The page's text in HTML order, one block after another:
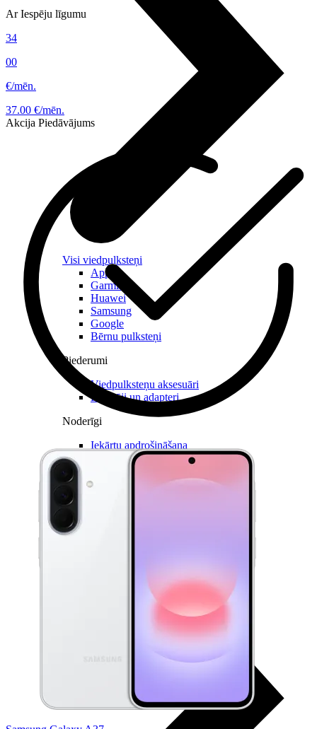
Visi viedpulksteņi
Apple
Garmin
Huawei
Samsung
Google
Bērnu pulksteņi
Piederumi
Viedpulksteņu aksesuāri
Lādētāji un adapteri
Noderīgi
Iekārtu apdrošināšana
Nomaksas līgums
Pieslēgums pulkstenī bērnam
Viedierīces
Ar Iespēju līgumu
34
00
€/mēn.
37.00 €/mēn.
Akcija Piedāvājums